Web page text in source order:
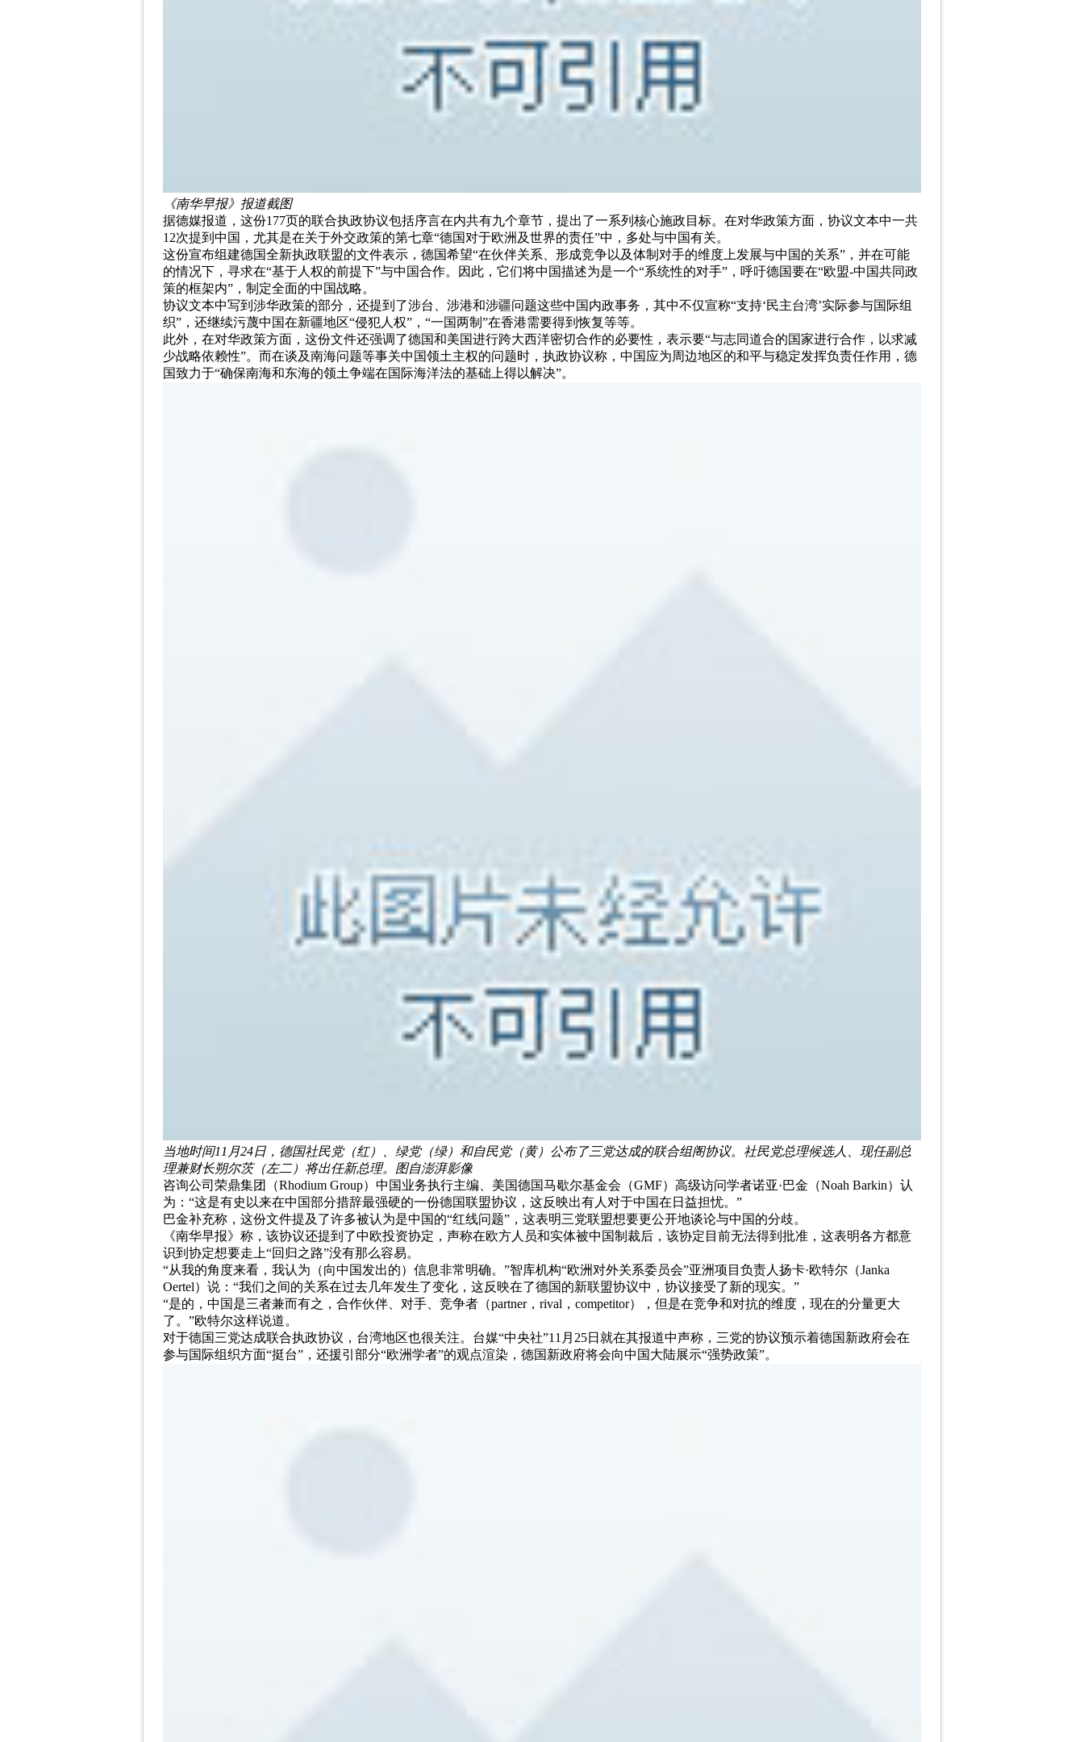
《南华早报》报道截图
据德媒报道，这份177页的联合执政协议包括序言在内共有九个章节，提出了一系列核心施政目标。在对华政策方面，协议文本中一共
12次提到中国，尤其是在关于外交政策的第七章“德国对于欧洲及世界的责任”中，多处与中国有关。
这份宣布组建德国全新执政联盟的文件表示，德国希望“在伙伴关系、形成竞争以及体制对手的维度上发展与中国的关系”，并在可能
的情况下，寻求在“基于人权的前提下”与中国合作。因此，它们将中国描述为是一个“系统性的对手”，呼吁德国要在“欧盟-中国共同政
策的框架内”，制定全面的中国战略。
协议文本中写到涉华政策的部分，还提到了涉台、涉港和涉疆问题这些中国内政事务，其中不仅宣称“支持‘民主台湾’实际参与国际组
织”，还继续污蔑中国在新疆地区“侵犯人权”，“一国两制”在香港需要得到恢复等等。
此外，在对华政策方面，这份文件还强调了德国和美国进行跨大西洋密切合作的必要性，表示要“与志同道合的国家进行合作，以求减
少战略依赖性”。而在谈及南海问题等事关中国领土主权的问题时，执政协议称，中国应为周边地区的和平与稳定发挥负责任作用，德
国致力于“确保南海和东海的领土争端在国际海洋法的基础上得以解决”。
当地时间11月24日，德国社民党（红）、绿党（绿）和自民党（黄）公布了三党达成的联合组阁协议。社民党总理候选人、现任副总
理兼财长朔尔茨（左二）将出任新总理。图自澎湃影像
咨询公司荣鼎集团（Rhodium Group）中国业务执行主编、美国德国马歇尔基金会（GMF）高级访问学者诺亚·巴金（Noah Barkin）认
为：“这是有史以来在中国部分措辞最强硬的一份德国联盟协议，这反映出有人对于中国在日益担忧。”
巴金补充称，这份文件提及了许多被认为是中国的“红线问题”，这表明三党联盟想要更公开地谈论与中国的分歧。
《南华早报》称，该协议还提到了中欧投资协定，声称在欧方人员和实体被中国制裁后，该协定目前无法得到批准，这表明各方都意
识到协定想要走上“回归之路”没有那么容易。
“从我的角度来看，我认为（向中国发出的）信息非常明确。”智库机构“欧洲对外关系委员会”亚洲项目负责人扬卡·欧特尔（Janka
Oertel）说：“我们之间的关系在过去几年发生了变化，这反映在了德国的新联盟协议中，协议接受了新的现实。”
“是的，中国是三者兼而有之，合作伙伴、对手、竞争者（partner，rival，competitor），但是在竞争和对抗的维度，现在的分量更大
了。”欧特尔这样说道。
对于德国三党达成联合执政协议，台湾地区也很关注。台媒“中央社”11月25日就在其报道中声称，三党的协议预示着德国新政府会在
参与国际组织方面“挺台”，还援引部分“欧洲学者”的观点渲染，德国新政府将会向中国大陆展示“强势政策”。